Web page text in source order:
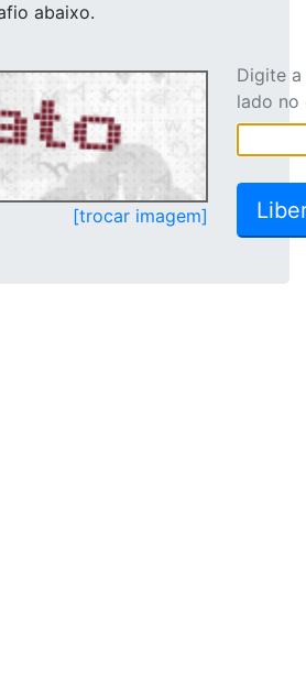
abaixo.
[trocar imagem]
Digite
lado no